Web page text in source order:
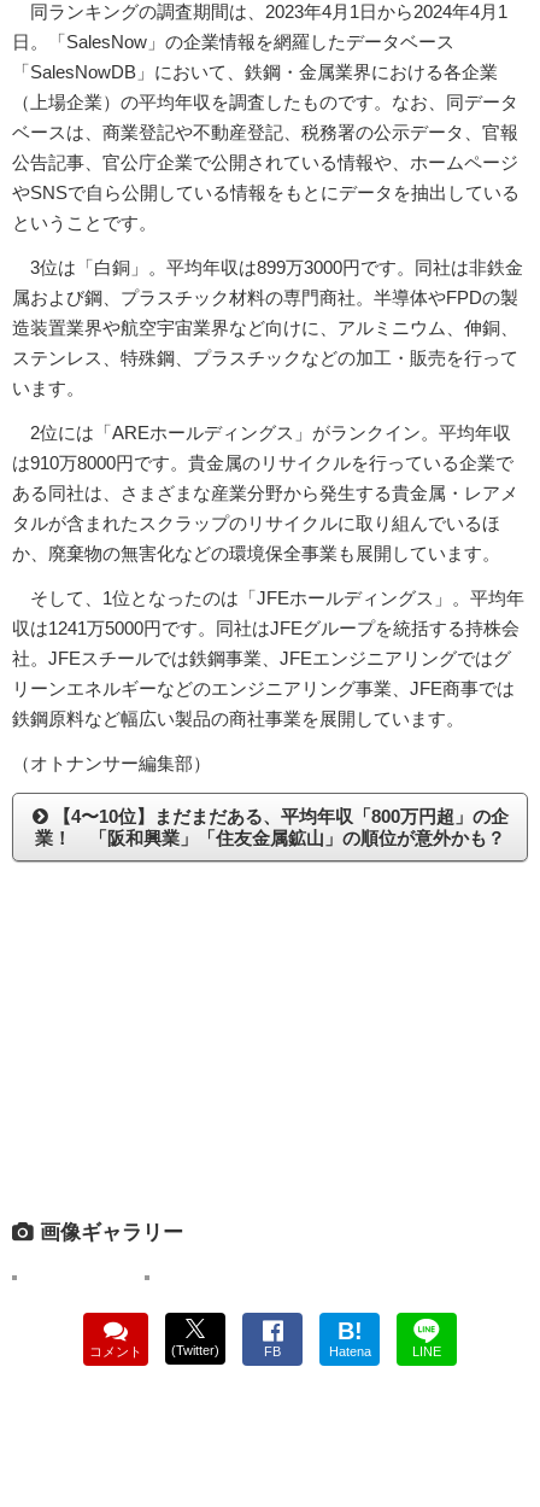
同ランキングの調査期間は、2023年4月1日から2024年4月1
日。「SalesNow」の企業情報を網羅したデータベース
「SalesNowDB」において、鉄鋼・金属業界における各企業
（上場企業）の平均年収を調査したものです。なお、同データ
ベースは、商業登記や不動産登記、税務署の公示データ、官報
公告記事、官公庁企業で公開されている情報や、ホームページ
やSNSで自ら公開している情報をもとにデータを抽出している
ということです。
3位は「白銅」。平均年収は899万3000円です。同社は非鉄金
属および鋼、プラスチック材料の専門商社。半導体やFPDの製
造装置業界や航空宇宙業界など向けに、アルミニウム、伸銅、
ステンレス、特殊鋼、プラスチックなどの加工・販売を行って
います。
2位には「AREホールディングス」がランクイン。平均年収
は910万8000円です。貴金属のリサイクルを行っている企業で
ある同社は、さまざまな産業分野から発生する貴金属・レアメ
タルが含まれたスクラップのリサイクルに取り組んでいるほ
か、廃棄物の無害化などの環境保全事業も展開しています。
そして、1位となったのは「JFEホールディングス」。平均年
収は1241万5000円です。同社はJFEグループを統括する持株会
社。JFEスチールでは鉄鋼事業、JFEエンジニアリングではグ
リーンエネルギーなどのエンジニアリング事業、JFE商事では
鉄鋼原料など幅広い製品の商社事業を展開しています。
（オトナンサー編集部）
【4〜10位】まだまだある、平均年収「800万円超」の企
業！ 「阪和興業」「住友金属鉱山」の順位が意外かも？
画像ギャラリー
コメント (Twitter) FB
B!
Hatena LINE